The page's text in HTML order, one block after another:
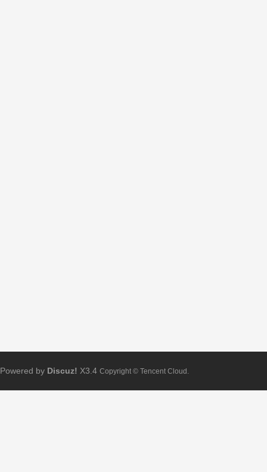
Powered by Discuz! X3.4 Copyright © Tencent Cloud.